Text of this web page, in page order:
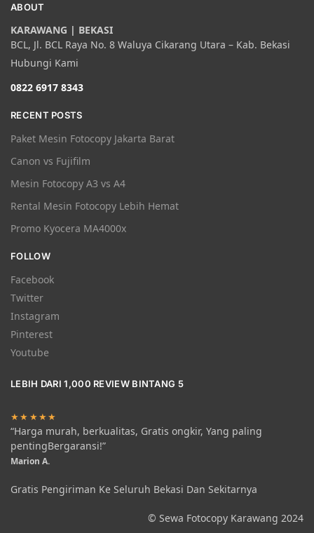
ABOUT
KARAWANG | BEKASI
BCL, Jl. BCL Raya No. 8 Waluya Cikarang Utara – Kab. Bekasi
Hubungi Kami
0822 6917 8343
RECENT POSTS
Paket Mesin Fotocopy Jakarta Barat
Canon vs Fujifilm
Mesin Fotocopy A3 vs A4
Rental Mesin Fotocopy Lebih Hemat
Promo Kyocera MA4000x
FOLLOW
Facebook
Twitter
Instagram
Pinterest
Youtube
LEBIH DARI 1,000 REVIEW BINTANG 5
★★★★★
“Harga murah, berkualitas, Gratis ongkir, Yang paling
pentingBergaransi!”
Marion A.
Gratis Pengiriman Ke Seluruh Bekasi Dan Sekitarnya
© Sewa Fotocopy Karawang 2024